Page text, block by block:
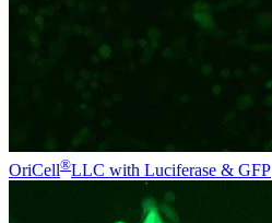
OriCell®LLC with Luciferase & GFP